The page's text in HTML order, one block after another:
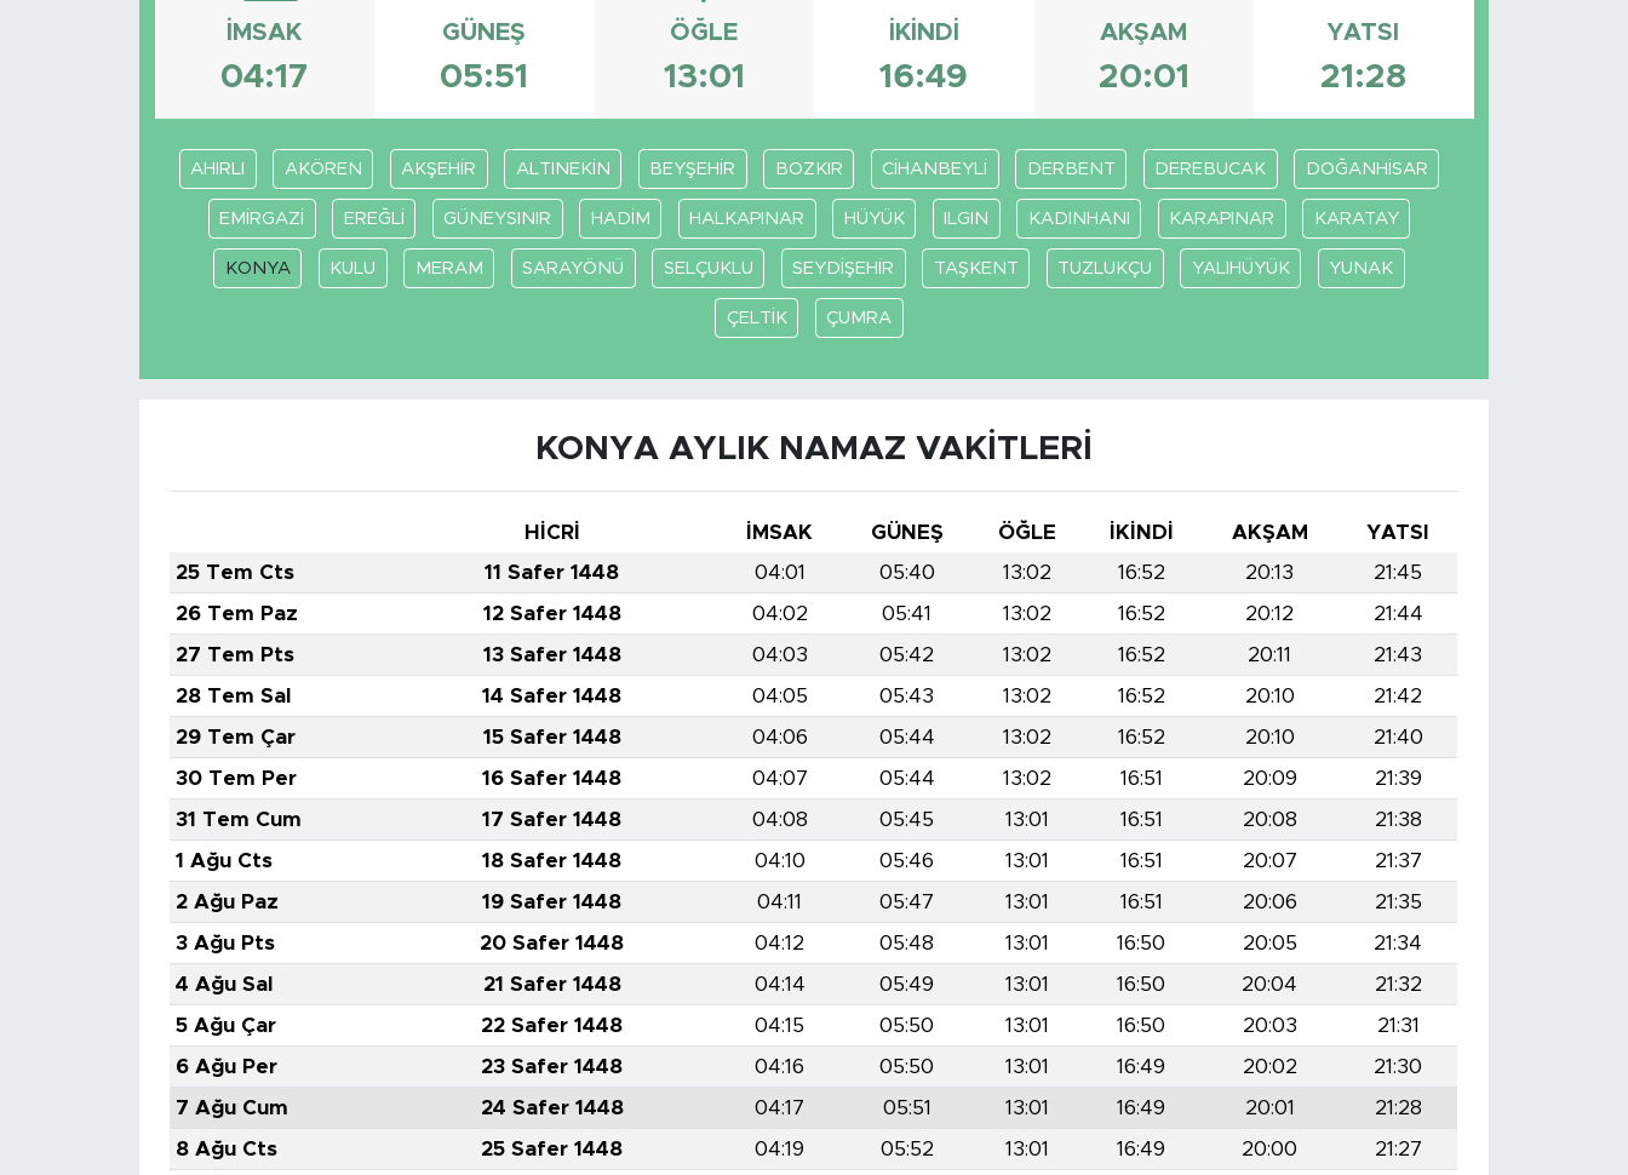
İMSAK
04:17
GÜNEŞ
05:51
ÖĞLE
13:01
İKINDI
16:49
AKŞAM
20:01
YATSI
21:28
AHIRLI AKÖREN AKŞEHİR ALTINEKİN BEYŞEHİR BOZKIR CİHANBEYLİ DERBENT DEREBUCAK DOĞANHİSAR
EMİRGAZİ EREĞLİ GÜNEYSINIR HADİM HALKAPINAR HÜYÜK ILGIN KADINHANI KARAPINAR KARATAY
KONYA KULU MERAM SARAYÖNÜ SELÇUKLU SEYDİŞEHİR TAŞKENT TUZLUKÇU YALIHÜYÜK YUNAK
ÇELTİK ÇUMRA
KONYA AYLIK NAMAZ VAKITLERI
HİCRİ İMSAK GÜNEŞ ÖĞLE İKINDI AKŞAM
YATSI
25 Tem Cts
11 Safer 1448 04:01 05:40 13:02 16:52 20:13
21:45
26 Tem Paz
12 Safer 1448 04:02 05:41 13:02 16:52 20:12
21:44
27 Tem Pts
13 Safer 1448 04:03 05:42 13:02 16:52 20:11
21:43
28 Tem Sal
14 Safer 1448 04:05 05:43 13:02 16:52 20:10
21:42
29 Tem Çar
15 Safer 1448 04:06 05:44 13:02 16:52 20:10
21:40
30 Tem Per
16 Safer 1448 04:07 05:44 13:02 16:51 20:09
21:39
31 Tem Cum
17 Safer 1448 04:08 05:45 13:01 16:51 20:08
21:38
1 Ağu Cts
18 Safer 1448 04:10 05:46 13:01 16:51 20:07
21:37
2 Ağu Paz
19 Safer 1448 04:11 05:47 13:01 16:51 20:06
21:35
3 Ağu Pts
20 Safer 1448 04:12 05:48 13:01 16:50 20:05
21:34
4 Ağu Sal
21 Safer 1448 04:14 05:49 13:01 16:50 20:04
21:32
5 Ağu Çar
22 Safer 1448 04:15 05:50 13:01 16:50 20:03
21:31
6 Ağu Per
23 Safer 1448 04:16 05:50 13:01 16:49 20:02
21:30
7 Ağu Cum
24 Safer 1448 04:17 05:51 13:01 16:49 20:01
21:28
8 Ağu Cts
25 Safer 1448 04:19 05:52 13:01 16:49 20:00
21:27
BİLİM-TEKNOLOJİ
KÜLTÜR SANAT
TARİHTEN GÜNÜMÜZE
FOTO GALERİ